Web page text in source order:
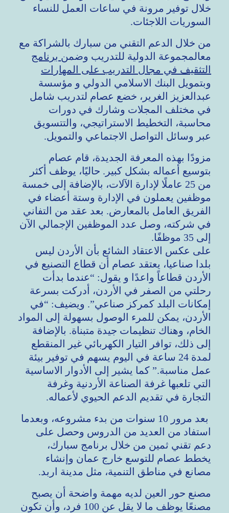
خلال توفير مرونة في ساعات العمل للنساء
السوريات اللاجئات.
من خلال الدعم التقني من سبارك بالشراكة مع
معالمجموعة الدولية للتدريب وضمن برنامج
التثقيف في مجال التدريب على المهارات
وبتمويل البنك الاسلامي الدولي و مؤسسة
عبدالعزيز الغرير، خضع عصام لتدريب شامل
في مختلف المجلات وشارك في دورات
محاسبة، التخطيط الاستراتيجي، والتتسويق
عبر وسائل التواصل الاجتماعي والتمويل.
مزودًا بهذه المعرفة الجديدة، قام عصام
بتوسيع أعماله بشكل كبير. حاليًا، يوظف أكثر
من 25 عاملًا لإدارة الآلات، بالإضافة إلى خمسة
موظفين يعملون في الإدارة وستة أعضاء في
الفريق العامل بالمعارض. بعد عقد من التفاني
في شركته، وصل عدد الموظفين الإجمالي الآن
إلى 35 موظفًا.
على عكس الاعتقاد الشائع بأن الأردن ليس
بلدا صناعيا، يعتقد عصام أن قطاع التصنيع في
الأردن قطاعاً واعدًا و يقول: “عندما بدأت
رحلتي من الصفر في الأردن، أدركت بسرعة
إمكانات البلد كمركز صناعي”. ويضيف: “في
الأردن، يمكن للمرء الوصول بسهولة إلى المواد
الخام، وهناك تنظيمات جيدة متبناة. بالإضافة
إلى ذلك، توافر التيار الكهربائي غير المنقطع
لمدة 24 ساعة في اليوم يسهم في توفير بيئة
عمل مناسبة.” كما يشير إلى الأدوار الاساسية
التي تلعبها غرفة الصناعة الأردنية وغرفة
التجارة في تقديم الدعم الحيوي لأعماله.
بعد مرور 10 سنوات من بدء مشروعه، وبعدما
استفاد من العديد من الدروس وحصل على
دعم تقني ثمين من خلال برنامج سبارك،
يخطط عصام للتوسع خارج عمان وإنشاء
مصانع في مناطق التنمية، مثل مدينة اربد.
مصنع حور العين لديه مهمة واضحة أن يصبح
مصنعًا يوظف ما لا يقل عن 100 فرد، وأن تكون